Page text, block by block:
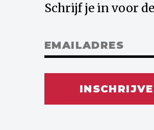
Schrijf je in voor